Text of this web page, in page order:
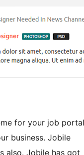
for your job portal
business. Jobile
also. Jobile has got